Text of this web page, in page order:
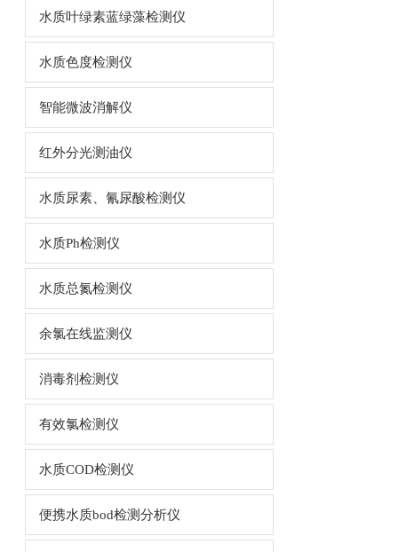
水质叶绿素蓝绿藻检测仪
水质色度检测仪
智能微波消解仪
红外分光测油仪
水质尿素、氰尿酸检测仪
水质Ph检测仪
水质总氮检测仪
余氯在线监测仪
消毒剂检测仪
有效氯检测仪
水质COD检测仪
便携水质bod检测分析仪